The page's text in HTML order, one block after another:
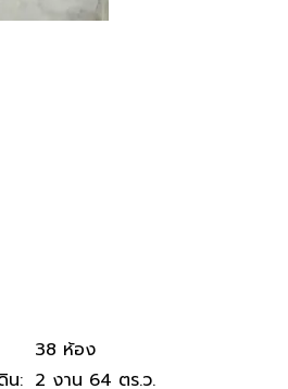
38 ห้อง
น: 2 งาน 64 ตร.ว.